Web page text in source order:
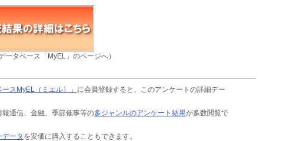
ータベース「MyEL」のページへ）
スMyEL（ミエル）」 に会員登録すると、このアンケートの詳細デー
通信、金融、季節催事等の多ジャンルのアンケート結果が多数閲覧で
ータ を安価に購入することもできます。